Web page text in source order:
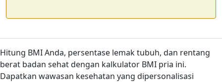
Hitung BMI Anda, persentase lemak tubuh, dan rentang
berat badan sehat dengan kalkulator BMI pria ini.
Dapatkan wawasan kesehatan yang dipersonalisasi